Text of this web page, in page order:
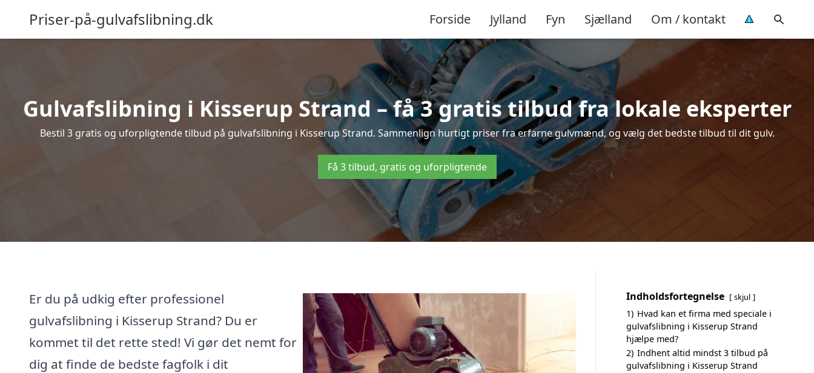
Priser-på-gulvafslibning.dk Forside Jylland Fyn Sjælland Om / kontakt
Gulvafslibning i Kisserup Strand – få 3 gratis tilbud fra lokale eksperter
Bestil 3 gratis og uforpligtende tilbud på gulvafslibning i Kisserup Strand. Sammenlign hurtigt priser fra erfarne gulvmænd, og vælg det bedste tilbud til dit gulv.
Få 3 tilbud, gratis og uforpligtende
Er du på udkig efter professionel
gulvafslibning i Kisserup Strand? Du er
kommet til det rette sted! Vi gør det nemt for
dig at finde de bedste fagfolk i dit
Indholdsfortegnelse skjul
1) Hvad kan et firma med speciale i
gulvafslibning i Kisserup Strand
hjælpe med?
2) Indhent altid mindst 3 tilbud på
gulvafslibning i Kisserup Strand